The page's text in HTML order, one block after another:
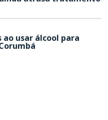
usar álcool para